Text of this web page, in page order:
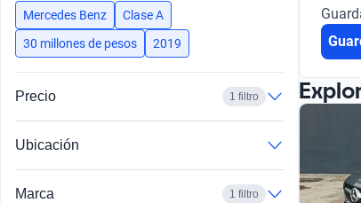
Busca por año
Busca por marca
Busca por versión
Mercedes Benz
Clase A
30 millones de pesos
2019
Precio 1 filtro
Ubicación
Marca 1 filtro